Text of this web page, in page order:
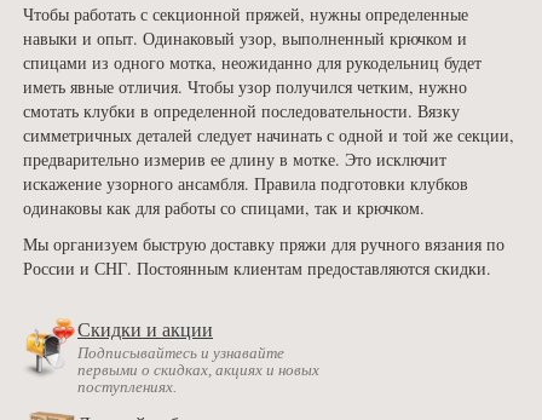
Чтобы работать с секционной пряжей, нужны определенные
навыки и опыт. Одинаковый узор, выполненный крючком и
спицами из одного мотка, неожиданно для рукодельниц будет
иметь явные отличия. Чтобы узор получился четким, нужно
смотать клубки в определенной последовательности. Вязку
симметричных деталей следует начинать с одной и той же секции,
предварительно измерив ее длину в мотке. Это исключит
искажение узорного ансамбля. Правила подготовки клубков
одинаковы как для работы со спицами, так и крючком.
Мы организуем быструю доставку пряжи для ручного вязания по
России и СНГ. Постоянным клиентам предоставляются скидки.
Скидки и акции
Подписывайтесь и узнавайте
первыми о скидках, акциях и новых
поступлениях.